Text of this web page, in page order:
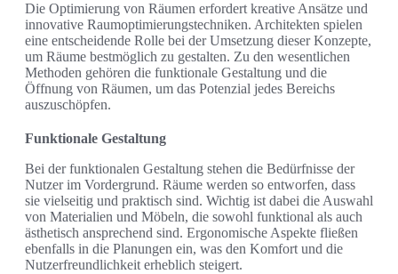
Die Optimierung von Räumen erfordert kreative Ansätze und
innovative Raumoptimierungstechniken. Architekten spielen
eine entscheidende Rolle bei der Umsetzung dieser Konzepte,
um Räume bestmöglich zu gestalten. Zu den wesentlichen
Methoden gehören die funktionale Gestaltung und die
Öffnung von Räumen, um das Potenzial jedes Bereichs
auszuschöpfen.
Funktionale Gestaltung
Bei der funktionalen Gestaltung stehen die Bedürfnisse der
Nutzer im Vordergrund. Räume werden so entworfen, dass
sie vielseitig und praktisch sind. Wichtig ist dabei die Auswahl
von Materialien und Möbeln, die sowohl funktional als auch
ästhetisch ansprechend sind. Ergonomische Aspekte fließen
ebenfalls in die Planungen ein, was den Komfort und die
Nutzerfreundlichkeit erheblich steigert.